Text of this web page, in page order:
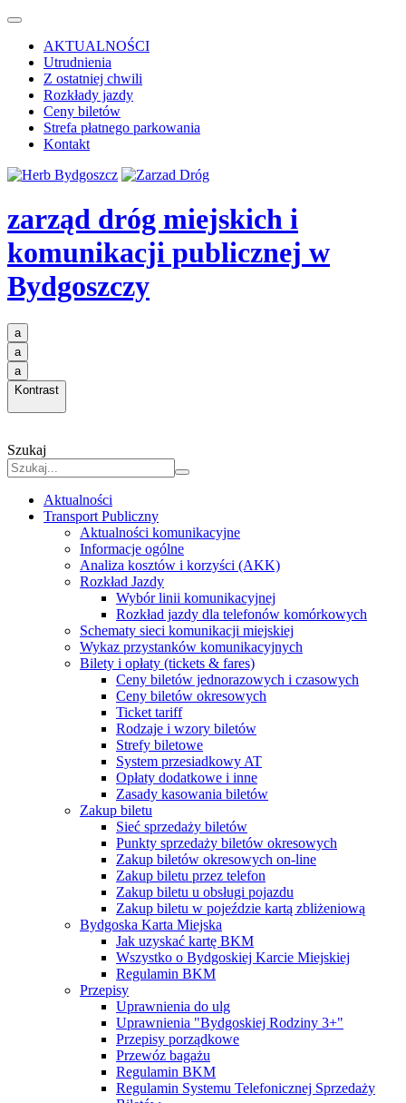
AKTUALNOŚCI
Utrudnienia
Z ostatniej chwili
Rozkłady jazdy
Ceny biletów
Strefa płatnego parkowania
Kontakt
zarząd dróg miejskich i
komunikacji publicznej w
Bydgoszczy
a
a
a
Kontrast
Szukaj
Aktualności
Transport Publiczny
Aktualności komunikacyjne
Informacje ogólne
Analiza kosztów i korzyści (AKK)
Rozkład Jazdy
Wybór linii komunikacyjnej
Rozkład jazdy dla telefonów komórkowych
Schematy sieci komunikacji miejskiej
Wykaz przystanków komunikacyjnych
Bilety i opłaty (tickets & fares)
Ceny biletów jednorazowych i czasowych
Ceny biletów okresowych
Ticket tariff
Rodzaje i wzory biletów
Strefy biletowe
System przesiadkowy AT
Opłaty dodatkowe i inne
Zasady kasowania biletów
Zakup biletu
Sieć sprzedaży biletów
Punkty sprzedaży biletów okresowych
Zakup biletów okresowych on-line
Zakup biletu przez telefon
Zakup biletu u obsługi pojazdu
Zakup biletu w pojeździe kartą zbliżeniową
Bydgoska Karta Miejska
Jak uzyskać kartę BKM
Wszystko o Bydgoskiej Karcie Miejskiej
Regulamin BKM
Przepisy
Uprawnienia do ulg
Uprawnienia "Bydgoskiej Rodziny 3+"
Przepisy porządkowe
Przewóz bagażu
Regulamin BKM
Regulamin Systemu Telefonicznej Sprzedaży